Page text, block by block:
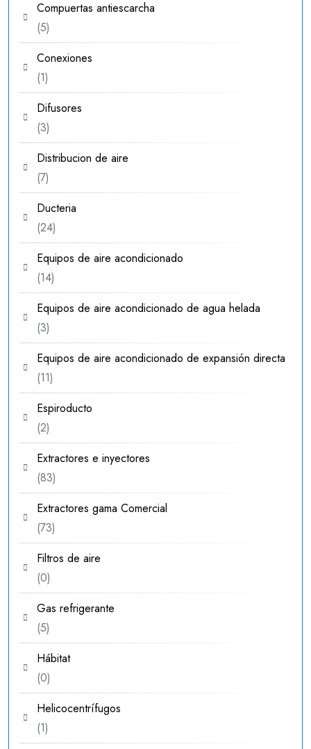
Compuertas antiescarcha
55
productos
Conexiones
11
producto
Difusores
33
productos
Distribucion de aire
77
productos
Ducteria
2424
productos
Equipos de aire acondicionado
1414
productos
Equipos de aire acondicionado de agua helada
33
productos
Equipos de aire acondicionado de expansión directa
1111
productos
Espiroducto
22
productos
Extractores e inyectores
8383
productos
Extractores gama Comercial
7373
productos
Filtros de aire
00
productos
Gas refrigerante
55
productos
Hábitat
00
productos
Helicocentrífugos
11